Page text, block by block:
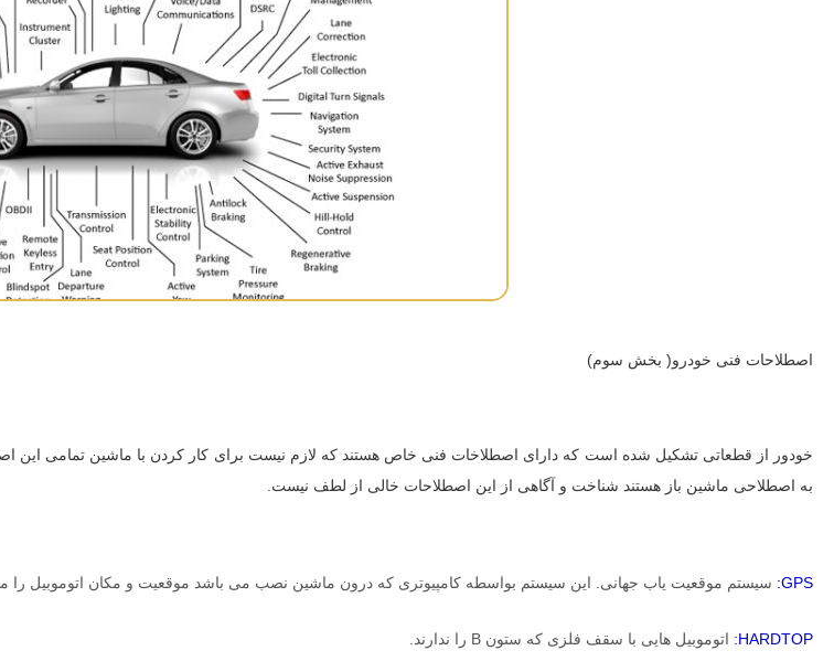
اصطلاحات فنی خودرو( بخش سوم)
خودور از قطعاتی تشکیل شده است که دارای اصطلاخات فنی خاص هستند که لازم نیست برای کار کردن با ماشین تمامی این
به اصطلاحی ماشین باز هستند شناخت و آگاهی از این اصطلاحات خالی از لطف نیست.
GPS: سیستم موقعیت یاب جهانی. این سیستم بواسطه کامپیوتری که درون ماشین نصب می باشد موقعیت و مکان اتوموبیل
HARDTOP: اتوموبیل هایی با سقف فلزی که ستون B را ندارند.